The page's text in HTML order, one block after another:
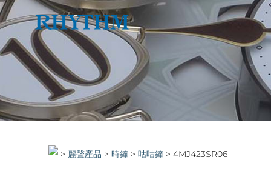
Skip
to
content
> > 時鐘> 咕咕鐘> 4MJ423SR06